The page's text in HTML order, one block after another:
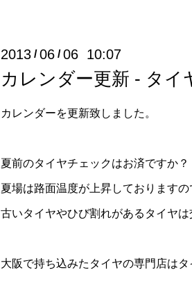
2013 /06 /06 10:07
カレンダー更新 - タイ
カレンダーを更新致しました。
夏前のタイヤチェックはお済ですか？
夏場は路面温度が上昇しております
古いタイヤやひび割れがあるタイヤ
大阪で持ち込みたタイヤの専門店はタ